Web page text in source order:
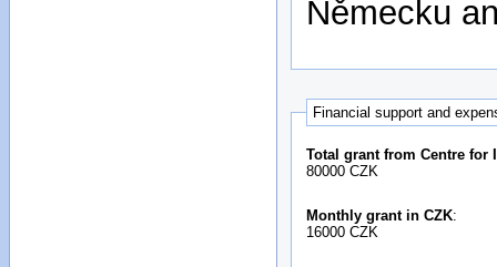
Německu
Financial support and
Total grant from Centre for
80000 CZK
Monthly grant in CZK:
16000 CZK